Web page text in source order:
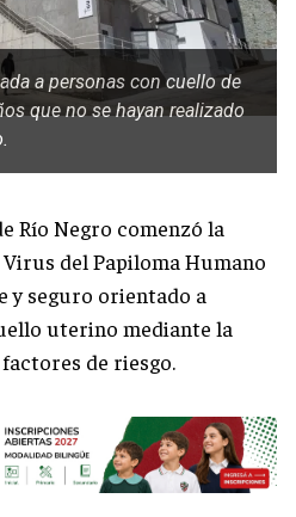
a personas con cuello de
que no se hayan realizado
Río Negro comenzó la
del Papiloma Humano
y seguro orientado a
uterino mediante la
de riesgo.